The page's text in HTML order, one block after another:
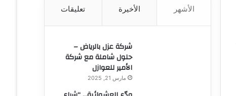
الأشهر الأخيرة تعليقات
شركة عزل بالرياض –
حلول شاملة مع شركة
الأمير للعوازل
مارس 21, 2025